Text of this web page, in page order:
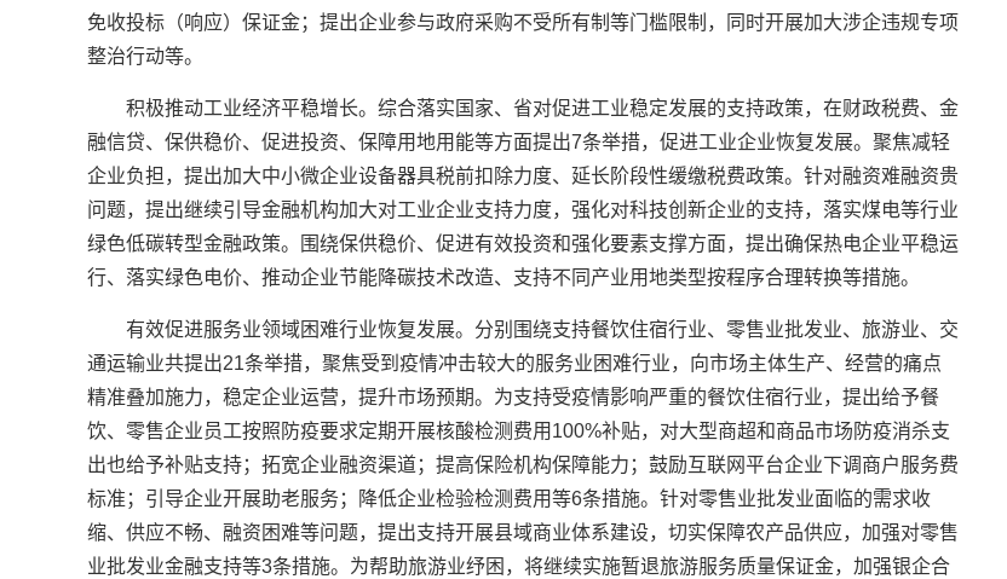
免收投标（响应）保证金；提出企业参与政府采购不受所有制等门槛限制，同时开展加大涉企违规专项
整治行动等。
积极推动工业经济平稳增长。综合落实国家、省对促进工业稳定发展的支持政策，在财政税费、金
融信贷、保供稳价、促进投资、保障用地用能等方面提出7条举措，促进工业企业恢复发展。聚焦减轻
企业负担，提出加大中小微企业设备器具税前扣除力度、延长阶段性缓缴税费政策。针对融资难融资贵
问题，提出继续引导金融机构加大对工业企业支持力度，强化对科技创新企业的支持，落实煤电等行业
绿色低碳转型金融政策。围绕保供稳价、促进有效投资和强化要素支撑方面，提出确保热电企业平稳运
行、落实绿色电价、推动企业节能降碳技术改造、支持不同产业用地类型按程序合理转换等措施。
有效促进服务业领域困难行业恢复发展。分别围绕支持餐饮住宿行业、零售业批发业、旅游业、交
通运输业共提出21条举措，聚焦受到疫情冲击较大的服务业困难行业，向市场主体生产、经营的痛点
精准叠加施力，稳定企业运营，提升市场预期。为支持受疫情影响严重的餐饮住宿行业，提出给予餐
饮、零售企业员工按照防疫要求定期开展核酸检测费用100%补贴，对大型商超和商品市场防疫消杀支
出也给予补贴支持；拓宽企业融资渠道；提高保险机构保障能力；鼓励互联网平台企业下调商户服务费
标准；引导企业开展助老服务；降低企业检验检测费用等6条措施。针对零售业批发业面临的需求收
缩、供应不畅、融资困难等问题，提出支持开展县域商业体系建设，切实保障农产品供应，加强对零售
业批发业金融支持等3条措施。为帮助旅游业纾困，将继续实施暂退旅游服务质量保证金，加强银企合